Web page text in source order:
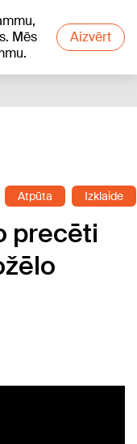
Mēs
Aizvērt
Atpūta Izklaide
precēti